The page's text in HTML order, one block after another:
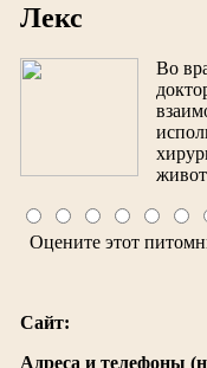
Лекс
Во
Оцените этот
Сайт:
Адреса и телефоны